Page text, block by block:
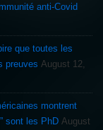
anti-Covid
que toutes les
preuves August 12,
montrent
sont les PhD August